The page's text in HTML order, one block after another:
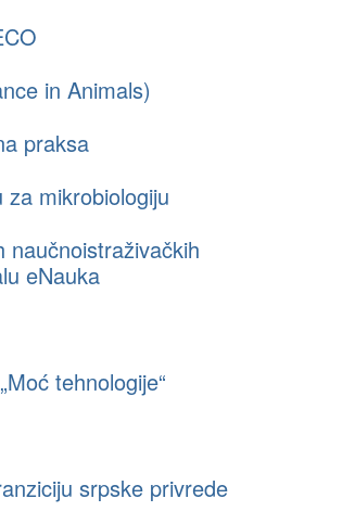
in Animals)
praksa
mikrobiologiju
naučnoistraživačkih
eNauka
tehnologije“
srpske privrede